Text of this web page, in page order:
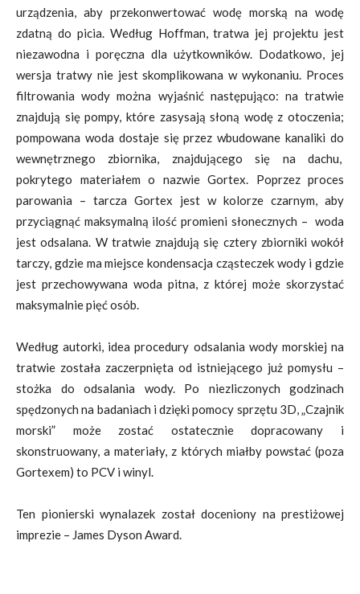
urządzenia, aby przekonwertować wodę morską na wodę
zdatną do picia. Według Hoffman, tratwa jej projektu jest
niezawodna i poręczna dla użytkowników. Dodatkowo, jej
wersja tratwy nie jest skomplikowana w wykonaniu. Proces
filtrowania wody można wyjaśnić następująco: na tratwie
znajdują się pompy, które zasysają słoną wodę z otoczenia;
pompowana woda dostaje się przez wbudowane kanaliki do
wewnętrznego zbiornika, znajdującego się na dachu,
pokrytego materiałem o nazwie Gortex. Poprzez proces
parowania – tarcza Gortex jest w kolorze czarnym, aby
przyciągnąć maksymalną ilość promieni słonecznych – woda
jest odsalana. W tratwie znajdują się cztery zbiorniki wokół
tarczy, gdzie ma miejsce kondensacja cząsteczek wody i gdzie
jest przechowywana woda pitna, z której może skorzystać
maksymalnie pięć osób.
Według autorki, idea procedury odsalania wody morskiej na
tratwie została zaczerpnięta od istniejącego już pomysłu –
stożka do odsalania wody. Po niezliczonych godzinach
spędzonych na badaniach i dzięki pomocy sprzętu 3D, „Czajnik
morski” może zostać ostatecznie dopracowany i
skonstruowany, a materiały, z których miałby powstać (poza
Gortexem) to PCV i winyl.
Ten pionierski wynalazek został doceniony na prestiżowej
imprezie – James Dyson Award.